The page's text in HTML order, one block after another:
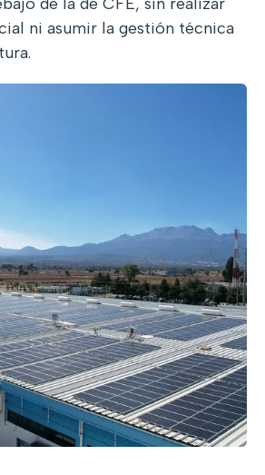
ni asumir la gestión técnica